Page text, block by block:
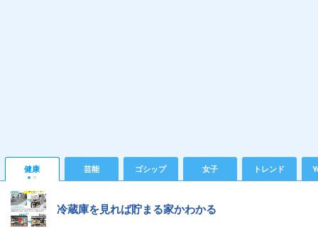
健康 芸能 ゴシップ 女子 トレンド
冷蔵庫を見れば貯まる家かわかる